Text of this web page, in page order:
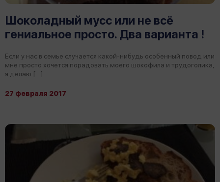
Шоколадный мусс или не всё
гениальное просто. Два варианта !
Если у нас в семье случается какой-нибудь особенный повод или
мне просто хочется порадовать моего шокофила и трудоголика,
я делаю […]
27 февраля 2017